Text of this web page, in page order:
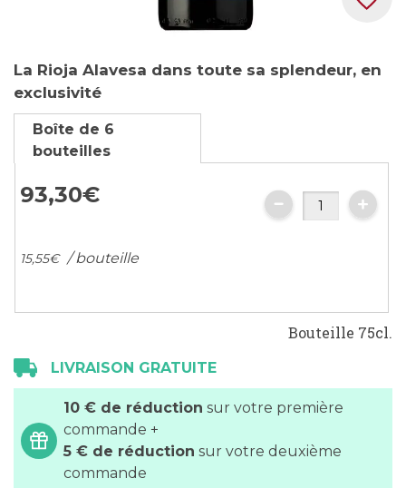
to
the
beginning
the
images
gallery
La Rioja Alavesa dans toute sa splendeur, en
exclusivité
Boîte de 6
bouteilles
93,30€
15,55€ / bouteille
Bouteille 75cl.
LIVRAISON GRATUITE
10 € de réduction sur votre première
commande +
5 € de réduction sur votre deuxième
commande